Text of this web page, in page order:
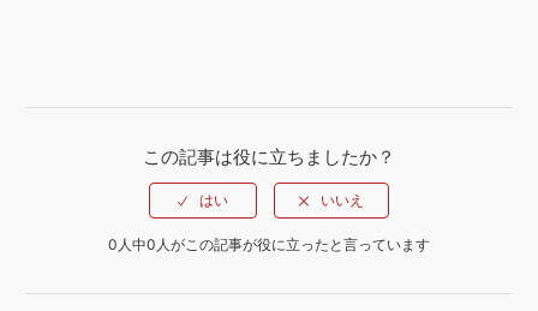
この記事は役に立ちましたか？
0人中0人がこの記事が役に立ったと言っています